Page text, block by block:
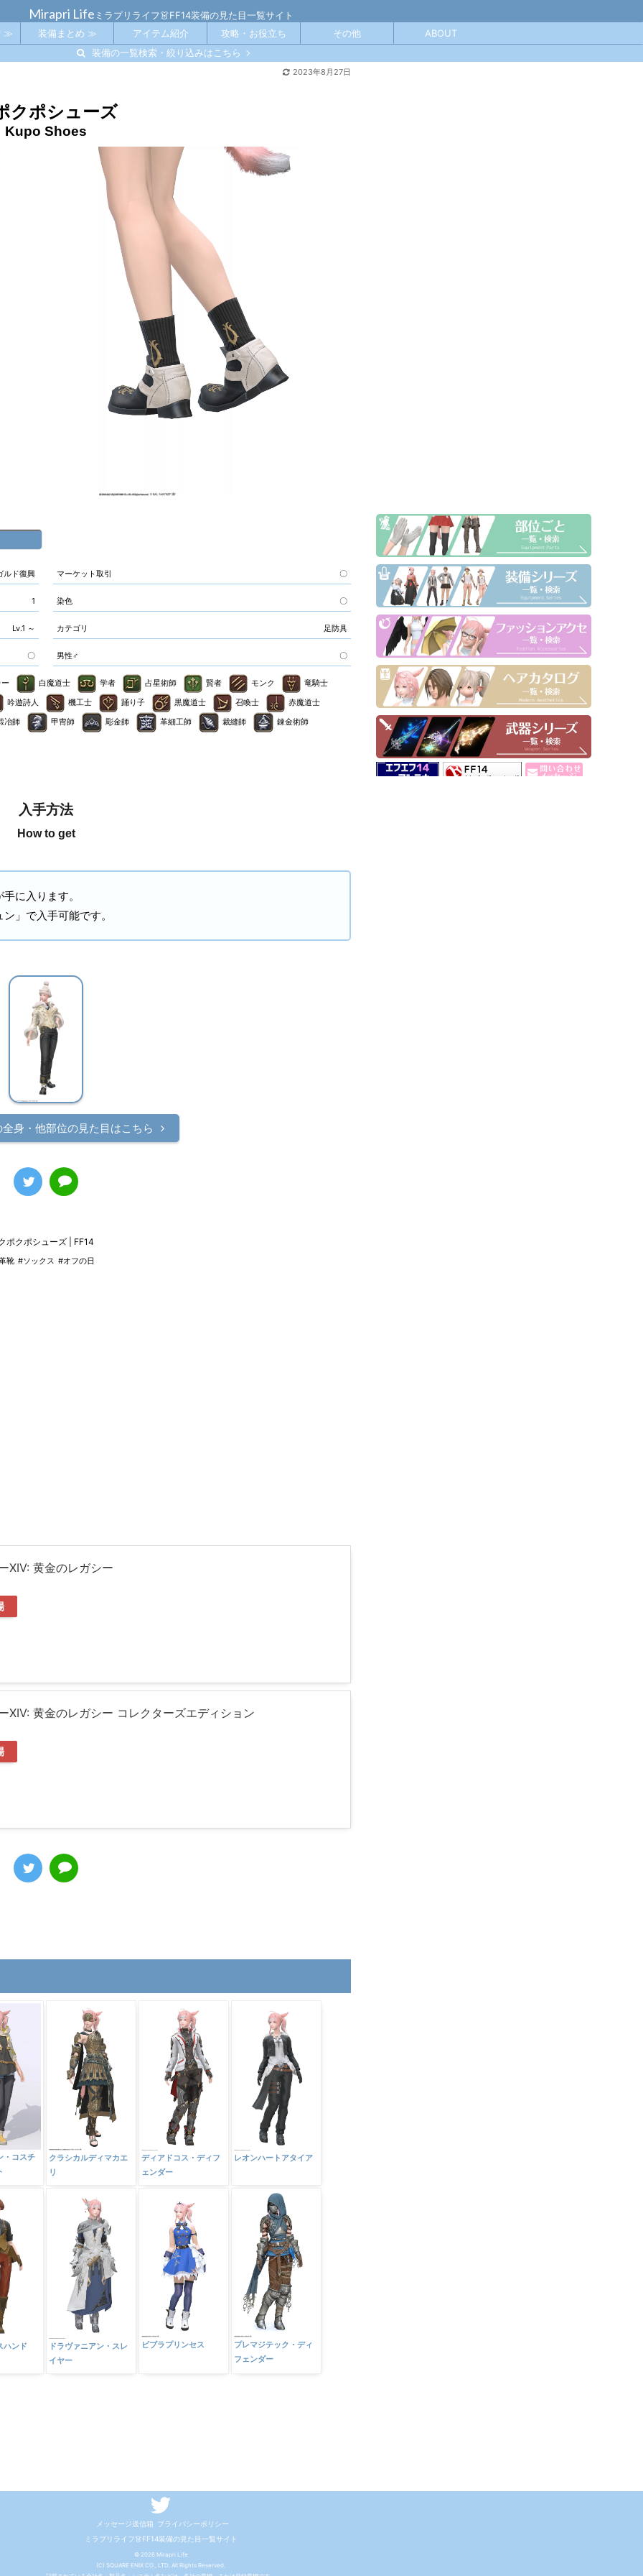
Mirapri Life ミラプリライフ👗FF14装備の見た目一覧サイト
装備の一覧検索・絞り込みはこちら
≫ 装備まとめ ≫ アイテム紹介 攻略・お役立ち その他 ABOUT
2023年8月27日
クポシューズ
Kupo Shoes
ルド復興 マーケット取引 〇
1 染色 〇
Lv.1 ～ カテゴリ 足防具
〇 男性♂ 〇
白魔道士 学者 占星術師 賢者 モンク
竜騎士
吟遊詩人 機工士 踊り子 黒魔道士 召喚士
赤魔道士
冶師 甲冑師 彫金師 革細工師 裁縫師
錬金術師
入手方法
How to get
に入ります。
」で入手可能です。
全身・他部位の見た目はこちら
ポクポシューズ | FF14
靴 #ソックス #オフの日
XIV: 黄金のレガシー
XIV: 黄金のレガシー コレクターズエディション
・コスチ
クラシカルディマカエ
リ
ディアドコス・ディフ
ェンダー
レオンハートアタイア
ハンド
ドラヴァニアン・スレ
イヤー
ビブラプリンセス
プレマジテック・ディ
フェンダー
メッセージ送信箱 プライバシーポリシー
ミラプリライフ👗FF14装備の見た目一覧サイト
© 2026 Mirapri Life
(C) SQUARE ENIX CO., LTD. All Rights Reserved.